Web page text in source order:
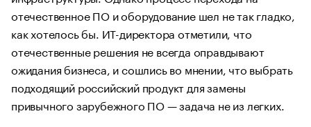
отечественное ПО и оборудование шел не так гладко,
как хотелось бы. ИТ-директора отметили, что
отечественные решения не всегда оправдывают
ожидания бизнеса, и сошлись во мнении, что выбрать
подходящий российский продукт для замены
привычного зарубежного ПО — задача не из легких.